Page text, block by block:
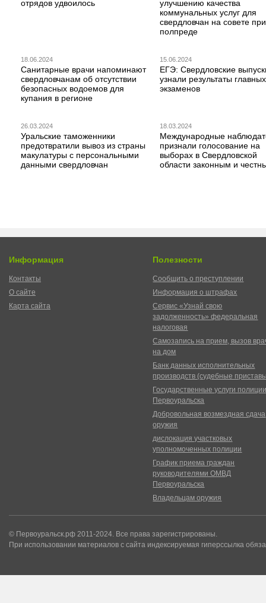
отрядов удвоилось
улучшению качества
коммунальных услуг для
свердловчан на совете при
полпреде
18.06.2024
Санитарные врачи напоминают
свердловчанам об отсутствии
безопасных водоемов для
купания в регионе
15.06.2024
ЕГЭ: Свердловские
узнали результаты главных
экзаменов
26.03.2024
Уральские таможенники
предотвратили вывоз из страны
макулатуры с персональными
данными свердловчан
18.03.2024
Международные
признали голосование на
выборах в Свердловской
области законным и
Информация
Контакты
О сайте
Карта сайта
Полезности
Сообщить о преступлении
Информация о штрафах
Сервис «Узнай свою
задолженность» федеральная
налоговая
Самозапись на прием, вызов
на дом
Банк данных исполнительных
производств (судебные
Государственные услуги
Первоуральска
Добровольная возмездная сдача
оружия
дислокация участковых
уполномоченных полиции
График приема граждан
руководителями ОМВД
Первоуральска
Владельцам оружия
© Первоуральск.рф 2011-2024. Все права зарегистрированы.
При использовании материалов с сайта индексируемая гиперссылка